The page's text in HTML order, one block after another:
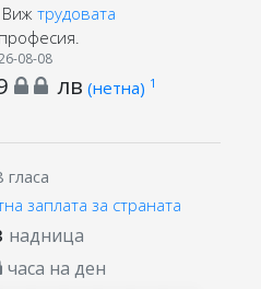
Виж трудовата
08-08
лв (нетна) 1
гласа
заплата за страната
надница
часа на ден